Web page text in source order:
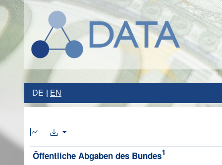
DE EN
Öffentliche Abgaben des Bundes1